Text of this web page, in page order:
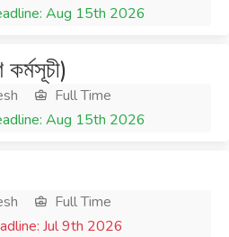
Aug 15th 2026
Full Time
Aug 15th 2026
Full Time
Jul 9th 2026